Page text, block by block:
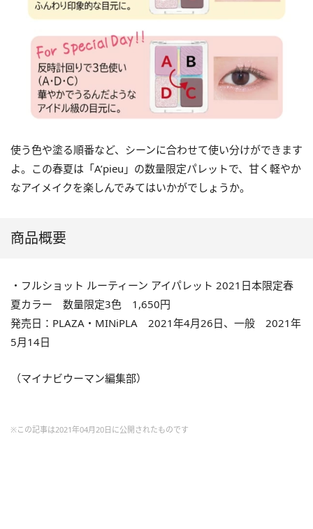
使う色や塗る順番など、シーンに合わせて使い分けができます
よ。この春夏は「A’pieu」の数量限定パレットで、甘く軽やか
なアイメイクを楽しんでみてはいかがでしょうか。
商品概要
・フルショット ルーティーン アイパレット 2021日本限定春
夏カラー 数量限定3色 1,650円
発売日：PLAZA・MINiPLA 2021年4月26日、一般 2021年
5月14日
（マイナビウーマン編集部）
※この記事は2021年04月20日に公開されたものです